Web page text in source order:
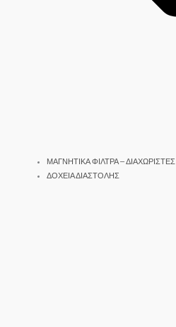
ΜΑΓΝΗΤΙΚΑ ΦΙΛΤΡΑ – ΔΙΑΧΩΡΙΣΤΕΣ
ΔΟΧΕΙΑ ΔΙΑΣΤΟΛΗΣ